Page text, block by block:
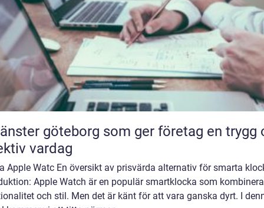
göteborg som ger företag en trygg
vardag
Apple Watc En översikt av prisvärda alternativ för smarta
Apple Watch är en populär smartklocka som
och stil. Men det är känt för att vara ganska dyrt. I